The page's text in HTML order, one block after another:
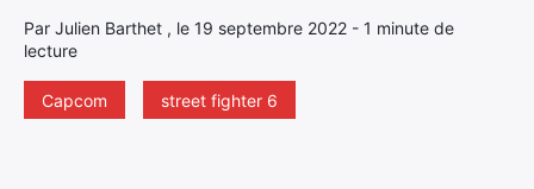
Par Julien Barthet , le 19 septembre 2022 - 1 minute de
lecture
Capcom street fighter 6